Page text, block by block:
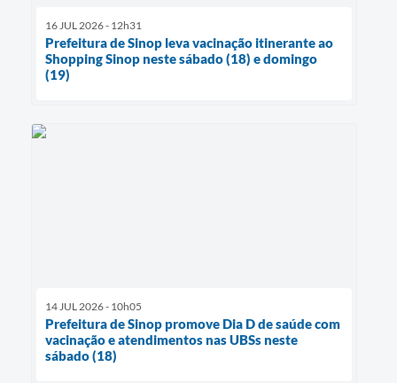
16 JUL 2026 - 12h31
Prefeitura de Sinop leva vacinação itinerante ao
Shopping Sinop neste sábado (18) e domingo
(19)
14 JUL 2026 - 10h05
Prefeitura de Sinop promove Dia D de saúde com
vacinação e atendimentos nas UBSs neste
sábado (18)